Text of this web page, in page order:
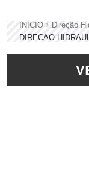
INÍCIO Direção
DIRECAO